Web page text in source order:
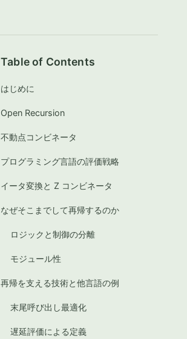
Table of Contents
はじめに
Open Recursion
不動点コンビネータ
プログラミング言語の評価戦略
イータ変換と Z コンビネータ
なぜそこまでして再帰するのか
ロジックと制御の分離
モジュール性
再帰を支える技術と他言語の例
末尾呼び出し最適化
遅延評価による定義